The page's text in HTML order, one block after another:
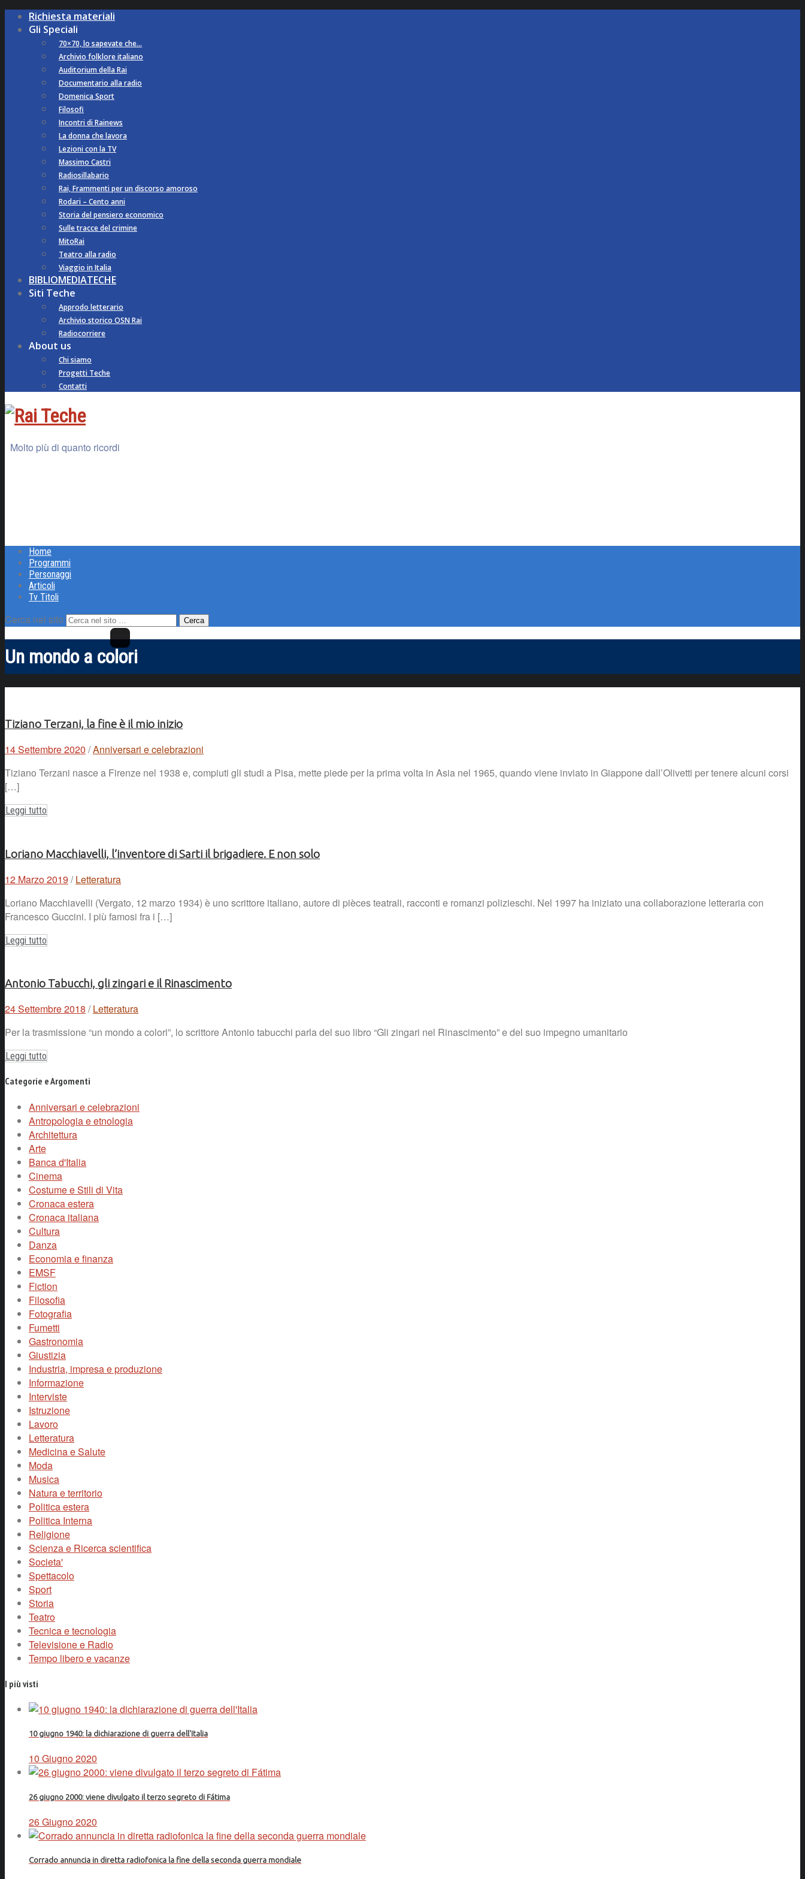
Richiesta materiali
Gli Speciali
70×70, lo sapevate che…
Archivio folklore italiano
Auditorium della Rai
Documentario alla radio
Domenica Sport
Filosofi
Incontri di Rainews
La donna che lavora
Lezioni con la TV
Massimo Castri
Radiosillabario
Rai, Frammenti per un discorso amoroso
Rodari – Cento anni
Storia del pensiero economico
Sulle tracce del crimine
MitoRai
Teatro alla radio
Viaggio in Italia
BIBLIOMEDIATECHE
Siti Teche
Approdo letterario
Archivio storico OSN Rai
Radiocorriere
About us
Chi siamo
Progetti Teche
Contatti
Molto più di quanto ricordi
Home
Programmi
Personaggi
Articoli
Tv Titoli
Cerca nel sito
Un mondo a colori
Tiziano Terzani, la fine è il mio inizio
14 Settembre 2020 /Anniversari e celebrazioni
Tiziano Terzani nasce a Firenze nel 1938 e, compiuti gli studi a Pisa, mette piede per la prima volta in Asia nel 1965, quando viene inviato in Giappone dall’Olivetti per tenere alcuni corsi
[…]
Leggi tutto
Loriano Macchiavelli, l’inventore di Sarti il brigadiere. E non solo
12 Marzo 2019 / Letteratura
Loriano Macchiavelli (Vergato, 12 marzo 1934) è uno scrittore italiano, autore di pièces teatrali, racconti e romanzi polizieschi. Nel 1997 ha iniziato una collaborazione letteraria con
Francesco Guccini. I più famosi fra i […]
Leggi tutto
Antonio Tabucchi, gli zingari e il Rinascimento
24 Settembre 2018 / Letteratura
Per la trasmissione “un mondo a colori”, lo scrittore Antonio tabucchi parla del suo libro “Gli zingari nel Rinascimento” e del suo impegno umanitario
Leggi tutto
Categorie e Argomenti
Anniversari e celebrazioni
Antropologia e etnologia
Architettura
Arte
Banca d'Italia
Cinema
Costume e Stili di Vita
Cronaca estera
Cronaca italiana
Cultura
Danza
Economia e finanza
EMSF
Fiction
Filosofia
Fotografia
Fumetti
Gastronomia
Giustizia
Industria, impresa e produzione
Informazione
Interviste
Istruzione
Lavoro
Letteratura
Medicina e Salute
Moda
Musica
Natura e territorio
Politica estera
Politica Interna
Religione
Scienza e Ricerca scientifica
Societa'
Spettacolo
Sport
Storia
Teatro
Tecnica e tecnologia
Televisione e Radio
Tempo libero e vacanze
I più visti
10 giugno 1940: la dichiarazione di guerra dell'Italia
10 Giugno 2020
26 giugno 2000: viene divulgato il terzo segreto di Fátima
26 Giugno 2020
Corrado annuncia in diretta radiofonica la fine della seconda guerra mondiale